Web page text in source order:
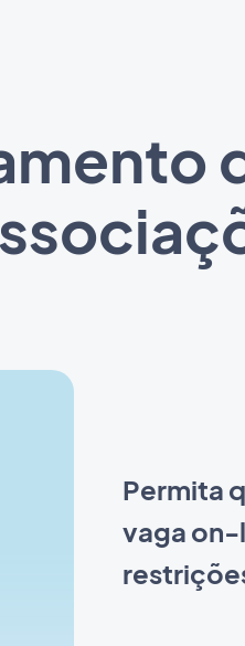
Permita
vaga on-